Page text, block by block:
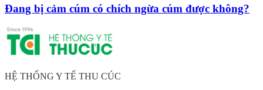
Đang bị cảm cúm có chích ngừa cúm được không?
HỆ THỐNG Y TẾ THU CÚC